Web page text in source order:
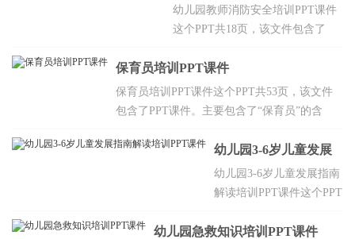
课件
幼儿园教师消防安全培训PPT课件
这个PPT共18页，该文件包含了
火方法，自救与逃生的方法，化险
为夷，转危为安，了解消防安全常
识，火灾扑救常识，重视安全，珍
保育员培训PPT课件
保育员培训PPT课件这个PPT共53页，该文件
包含了PPT课件。主要包含了“保育员”的含
理”技能；保育员要掌握“清洁卫生工作”基本技
能等，欢迎点击下载。
幼儿园3-6岁儿童发展
指南解读培训PPT课件
幼儿园3-6岁儿童发展指南
解读培训PPT课件这个PPT
PPT课件。主要包含了《3-
幼儿园急救知识培训PPT课件